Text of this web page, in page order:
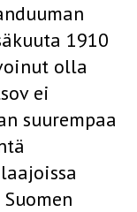
1910
olla
ei
suurempaa